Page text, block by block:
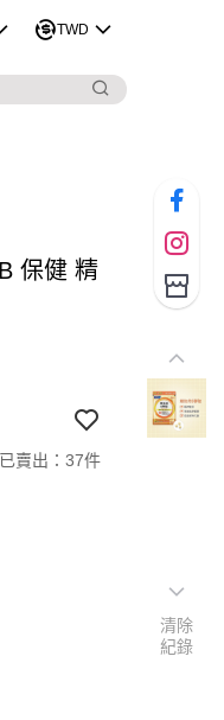
TWD
保健 精
已賣出：37件
清除
紀錄